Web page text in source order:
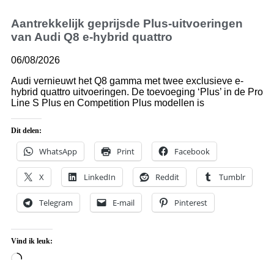
Aantrekkelijk geprijsde Plus-uitvoeringen
van Audi Q8 e-hybrid quattro
06/08/2026
Audi vernieuwt het Q8 gamma met twee exclusieve e-
hybrid quattro uitvoeringen. De toevoeging ‘Plus’ in de Pro
Line S Plus en Competition Plus modellen is
Dit delen:
WhatsApp Print Facebook
X LinkedIn Reddit Tumblr
Telegram E-mail Pinterest
Vind ik leuk: